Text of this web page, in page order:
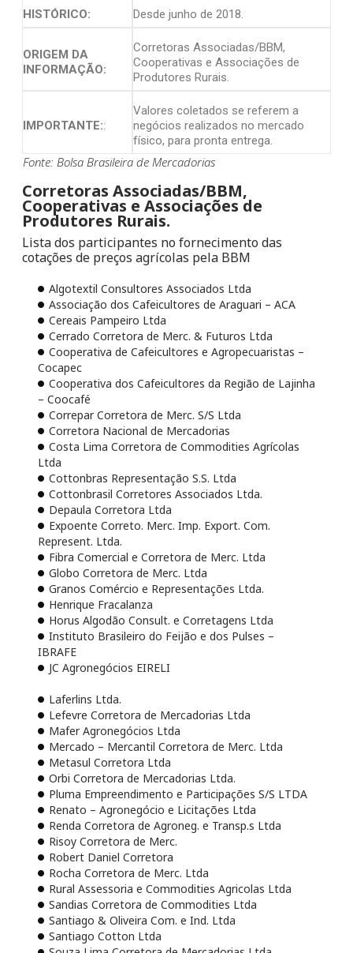
HISTÓRICO: Desde junho de 2018.
ORIGEM DA
INFORMAÇÃO:
Corretoras Associadas/BBM,
Cooperativas e Associações de
Produtores Rurais.
IMPORTANTE::
Valores coletados se referem a
negócios realizados no mercado
físico, para pronta entrega.
Fonte: Bolsa Brasileira de Mercadorias
Corretoras Associadas/BBM,
Cooperativas e Associações de
Produtores Rurais.
Lista dos participantes no fornecimento das
cotações de preços agrícolas pela BBM
Algotextil Consultores Associados Ltda
Associação dos Cafeicultores de Araguari – ACA
Cereais Pampeiro Ltda
Cerrado Corretora de Merc. & Futuros Ltda
Cooperativa de Cafeicultores e Agropecuaristas –
Cocapec
Cooperativa dos Cafeicultores da Região de Lajinha
– Coocafé
Correpar Corretora de Merc. S/S Ltda
Corretora Nacional de Mercadorias
Costa Lima Corretora de Commodities Agrícolas
Ltda
Cottonbras Representação S.S. Ltda
Cottonbrasil Corretores Associados Ltda.
Depaula Corretora Ltda
Expoente Correto. Merc. Imp. Export. Com.
Represent. Ltda.
Fibra Comercial e Corretora de Merc. Ltda
Globo Corretora de Merc. Ltda
Granos Comércio e Representações Ltda.
Henrique Fracalanza
Horus Algodão Consult. e Corretagens Ltda
Instituto Brasileiro do Feijão e dos Pulses –
IBRAFE
JC Agronegócios EIRELI
Laferlins Ltda.
Lefevre Corretora de Mercadorias Ltda
Mafer Agronegócios Ltda
Mercado – Mercantil Corretora de Merc. Ltda
Metasul Corretora Ltda
Orbi Corretora de Mercadorias Ltda.
Pluma Empreendimento e Participações S/S LTDA
Renato – Agronegócio e Licitações Ltda
Renda Corretora de Agroneg. e Transp.s Ltda
Risoy Corretora de Merc.
Robert Daniel Corretora
Rocha Corretora de Merc. Ltda
Rural Assessoria e Commodities Agricolas Ltda
Sandias Corretora de Commodities Ltda
Santiago & Oliveira Com. e Ind. Ltda
Santiago Cotton Ltda